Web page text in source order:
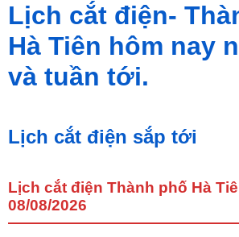
Lịch cắt điện-
Hà Tiên hôm nay
và tuần tới.
Lịch cắt điện sắp tới
Lịch cắt điện Thành phố Hà
08/08/2026